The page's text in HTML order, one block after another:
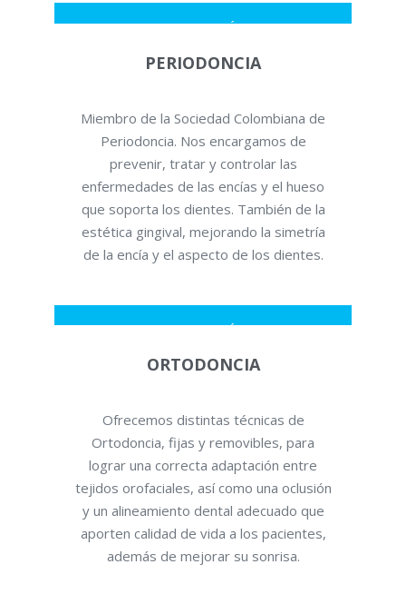
SABER MÁS
PERIODONCIA
Miembro de la Sociedad Colombiana de
Periodoncia. Nos encargamos de
prevenir, tratar y controlar las
enfermedades de las encías y el hueso
que soporta los dientes. También de la
estética gingival, mejorando la simetría
de la encía y el aspecto de los dientes.
ORTODONCIA
Ofrecemos distintas técnicas de
Ortodoncia, fijas y removibles, para
lograr una correcta adaptación entre
tejidos orofaciales, así como una oclusión
y un alineamiento dental adecuado que
aporten calidad de vida a los pacientes,
además de mejorar su sonrisa.